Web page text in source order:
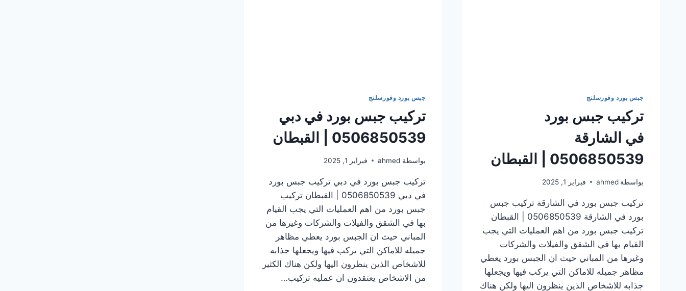
جبس بورد وفورسلنج
تركيب جبس بورد
في الشارقة
0506850539 | القبطان
بواسطة ahmed فبراير 1, 2025
تركيب جبس بورد في الشارقة تركيب جبس
بورد في الشارقة 0506850539 | القبطان
تركيب جبس بورد من اهم العمليات التي يجب
القيام بها في الشقق والفيلات والشركات
وغيرها من المباني حيث ان الجبس بورد يعطي
مظاهر جميله للاماكن التي يركب فيها ويجعلها
جذابه للاشخاص الذين ينظرون اليها ولكن هناك
جبس بورد وفورسلنج
تركيب جبس بورد في دبي
0506850539 | القبطان
بواسطة ahmed فبراير 1, 2025
تركيب جبس بورد في دبي تركيب جبس بورد
في دبي 0506850539 | القبطان تركيب
جبس بورد من اهم العمليات التي يجب القيام
بها في الشقق والفيلات والشركات وغيرها من
المباني حيث ان الجبس بورد يعطي مظاهر
جميله للاماكن التي يركب فيها ويجعلها جذابه
للاشخاص الذين ينظرون اليها ولكن هناك الكثير
من الاشخاص يعتقدون ان عمليه تركيب…